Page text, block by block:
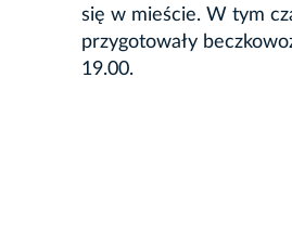
się w mieście. W tym
przygotowały
19.00.